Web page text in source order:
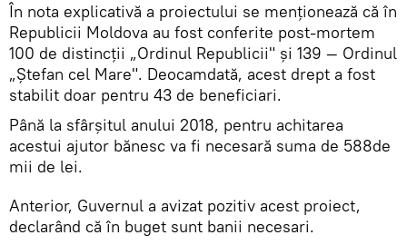
În nota explicativă a proiectului se menționează că în
Republicii Moldova au fost conferite post-mortem
100 de distincţii „Ordinul Republicii" şi 139 — Ordinul
„Ştefan cel Mare". Deocamdată, acest drept a fost
stabilit doar pentru 43 de beneficiari.
Până la sfârșitul anului 2018, pentru achitarea
acestui ajutor bănesc va fi necesară suma de 588de
mii de lei.
Anterior, Guvernul a avizat pozitiv acest proiect,
declarând că în buget sunt banii necesari.